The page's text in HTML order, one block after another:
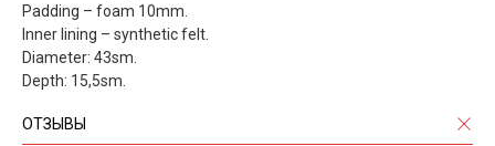
Padding – foam 10mm.
Inner lining – synthetic felt.
Diameter: 43sm.
Depth: 15,5sm.
ОТЗЫВЫ